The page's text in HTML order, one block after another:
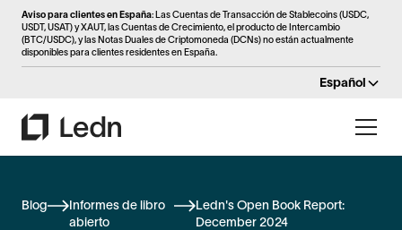
Aviso para clientes en España: Las Cuentas de Transacción de Stablecoins (USDC,
USDT, USAT) y XAUT, las Cuentas de Crecimiento, el producto de Intercambio
(BTC/USDC), y las Notas Duales de Criptomoneda (DCNs) no están actualmente
disponibles para clientes residentes en España.
Español
Blog
Informes de libro
abierto
Ledn's Open Book Report:
December 2024